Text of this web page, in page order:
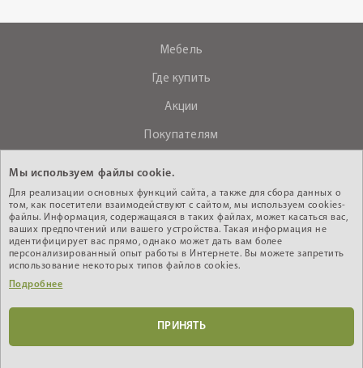
Мебель
Где купить
Акции
Покупателям
Контакты
+375 (29) 610-44-33
Интернет - магазин
Мы используем файлы cookie.
Для реализации основных функций сайта, а также для сбора данных о
том, как посетители взаимодействуют с сайтом, мы используем cookies-
файлы. Информация, содержащаяся в таких файлах, может касаться вас,
ваших предпочтений или вашего устройства. Такая информация не
идентифицирует вас прямо, однако может дать вам более
персонализированный опыт работы в Интернете. Вы можете запретить
использование некоторых типов файлов cookies.
Подробнее
ПРИНЯТЬ